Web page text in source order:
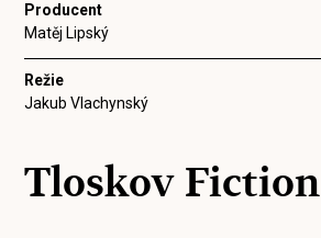
Producent
Matěj Lipský
Režie
Jakub Vlachynský
Tloskov Fiction